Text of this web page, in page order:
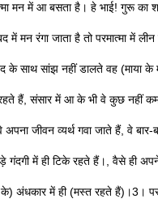
मन में आ बसता है। हे भाई! गुरू का
में मन रंगा जाता है तो परमात्मा में
के साथ सांझ नहीं डालते वह (माया के
हैं, संसार में आ के भी वे कुछ नहीं
जीवन व्यर्थ गवा जाते हैं, वे बार-
गंदगी में ही टिके रहते हैं।, वैसे ही
के) अंधकार में ही (मस्त रहते हैं)।3।